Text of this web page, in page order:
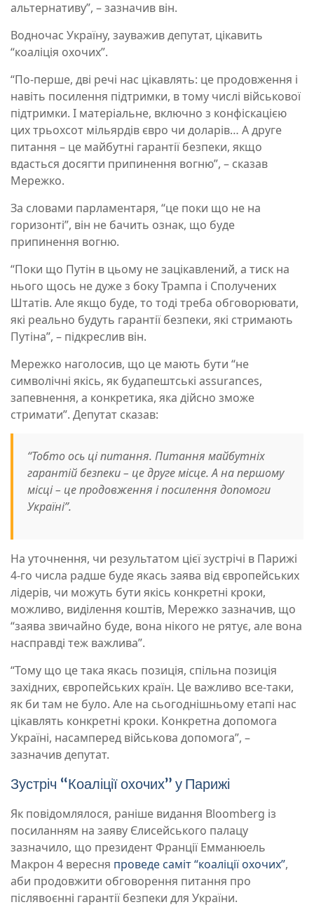
альтернативу”, – зазначив він.
Водночас Україну, зауважив депутат, цікавить
“коаліція охочих”.
“По-перше, дві речі нас цікавлять: це продовження і
навіть посилення підтримки, в тому числі військової
підтримки. І матеріальне, включно з конфіскацією
цих трьохсот мільярдів євро чи доларів… А друге
питання – це майбутні гарантії безпеки, якщо
вдасться досягти припинення вогню”, – сказав
Мережко.
За словами парламентаря, “це поки що не на
горизонті”, він не бачить ознак, що буде
припинення вогню.
“Поки що Путін в цьому не зацікавлений, а тиск на
нього щось не дуже з боку Трампа і Сполучених
Штатів. Але якщо буде, то тоді треба обговорювати,
які реально будуть гарантії безпеки, які стримають
Путіна”, – підкреслив він.
Мережко наголосив, що це мають бути “не
символічні якісь, як будапештські assurances,
запевнення, а конкретика, яка дійсно зможе
стримати”. Депутат сказав:
“Тобто ось ці питання. Питання майбутніх
гарантій безпеки – це друге місце. А на першому
місці – це продовження і посилення допомоги
Україні”.
На уточнення, чи результатом цієї зустрічі в Парижі
4-го числа радше буде якась заява від європейських
лідерів, чи можуть бути якісь конкретні кроки,
можливо, виділення коштів, Мережко зазначив, що
“заява звичайно буде, вона нікого не рятує, але вона
насправді теж важлива”.
“Тому що це така якась позиція, спільна позиція
західних, європейських країн. Це важливо все-таки,
як би там не було. Але на сьогоднішньому етапі нас
цікавлять конкретні кроки. Конкретна допомога
Україні, насамперед військова допомога”, –
зазначив депутат.
Зустріч “Коаліції охочих” у Парижі
Як повідомлялося, раніше видання Bloomberg із
посиланням на заяву Єлисейського палацу
зазначило, що президент Франції Емманюель
Макрон 4 вересня проведе саміт “коаліції охочих”,
аби продовжити обговорення питання про
післявоєнні гарантії безпеки для України.